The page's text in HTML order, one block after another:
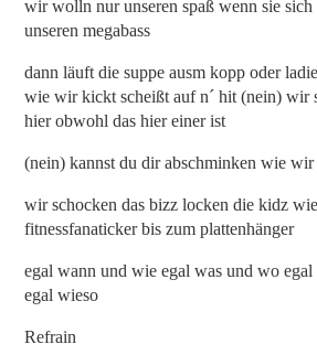
wir wolln nur unseren spaß wenn sie
unseren megabass
dann läuft die suppe ausm kopp oder
wie wir kickt scheißt auf n´ hit (nein) wir
hier obwohl das hier einer ist
(nein) kannst du dir abschminken wie
wir schocken das bizz locken die kidz
fitnessfanaticker bis zum plattenhänger
egal wann und wie egal was und wo
egal wieso
Refrain